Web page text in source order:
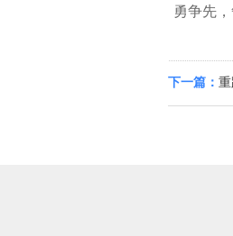
勇争先
下一篇：